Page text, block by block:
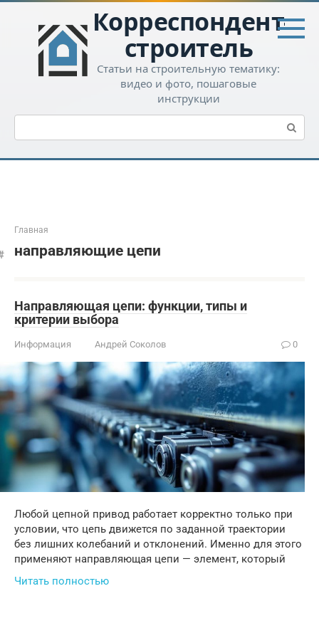
Перейти
контенту
Корреспондент-
строитель
Статьи на строительную тематику:
видео и фото, пошаговые
инструкции
Поиск:
Главная
направляющие цепи
Направляющая цепи: функции, типы и
критерии выбора
Информация Андрей Соколов 0
Любой цепной привод работает корректно только при
условии, что цепь движется по заданной траектории
без лишних колебаний и отклонений. Именно для этого
применяют направляющая цепи — элемент, который
Читать полностью